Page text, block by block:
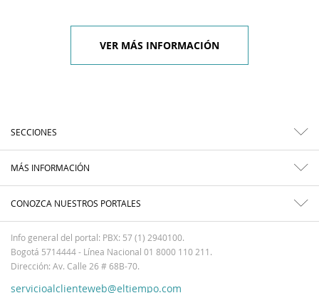
VER MÁS INFORMACIÓN
SECCIONES
MÁS INFORMACIÓN
CONOZCA NUESTROS PORTALES
Info general del portal: PBX: 57 (1) 2940100.
Bogotá 5714444 - Línea Nacional 01 8000 110 211.
Dirección: Av. Calle 26 # 68B-70.
servicioalclienteweb@eltiempo.com